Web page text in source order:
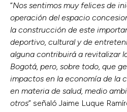
“Nos sentimos muy felices de
operación del espacio
la construcción de este
deportivo, cultural y de
alguna contribuirá a revitalizar
Bogotá, pero, sobre todo, que
impactos en la economía de la
en materia de salud, medio
otros” señaló Jaime Luque